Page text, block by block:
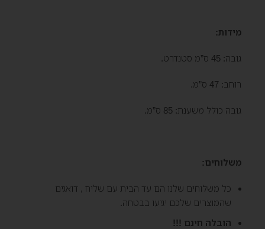
מידות:
גובה: 45 ס”מ סטנדרט.
רוחב: 47 ס”מ.
גובה כולל משענת: 85 ס”מ.
משלוחים:
כל משלוחים שלנו הם עד הבית עם שליח , דואגים
שהמוצרים שלכם יגיעו בבטחה.
הובלה חינם !!!